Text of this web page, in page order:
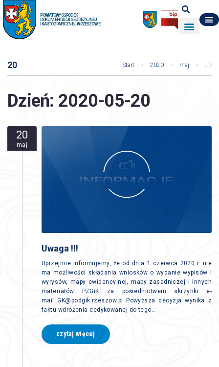
POWIATOWY OŚRODEK
DOKUMENTACJI GEODEZYJNEJ
I KARTOGRAFICZNEJ W RZESZOWIE
20 Start 2020 maj 20
Dzień: 2020-05-20
20
maj
Uwaga !!!
Uprzejmie informujemy, że od dnia 1 czerwca 2020 r. nie
ma możliwości składania wniosków o wydanie wypisów i
wyrysów, mapy ewidencyjnej, mapy zasadniczej i innych
materiałów PZGiK za pośrednictwem skrzynki e-
mail GK@podgik.rzeszow.pl Powyższa decyzja wynika z
faktu wdrożenia dedykowanej do tego…
czytaj więcej